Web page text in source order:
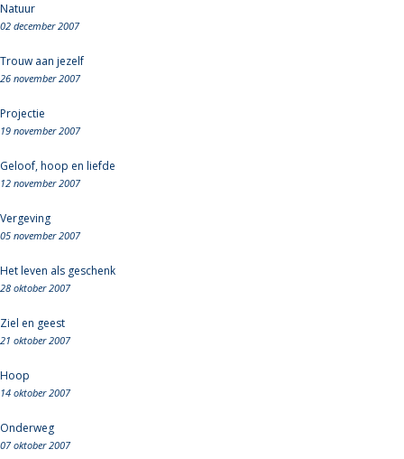
Natuur
02 december 2007
Trouw aan jezelf
26 november 2007
Projectie
19 november 2007
Geloof, hoop en liefde
12 november 2007
Vergeving
05 november 2007
Het leven als geschenk
28 oktober 2007
Ziel en geest
21 oktober 2007
Hoop
14 oktober 2007
Onderweg
07 oktober 2007